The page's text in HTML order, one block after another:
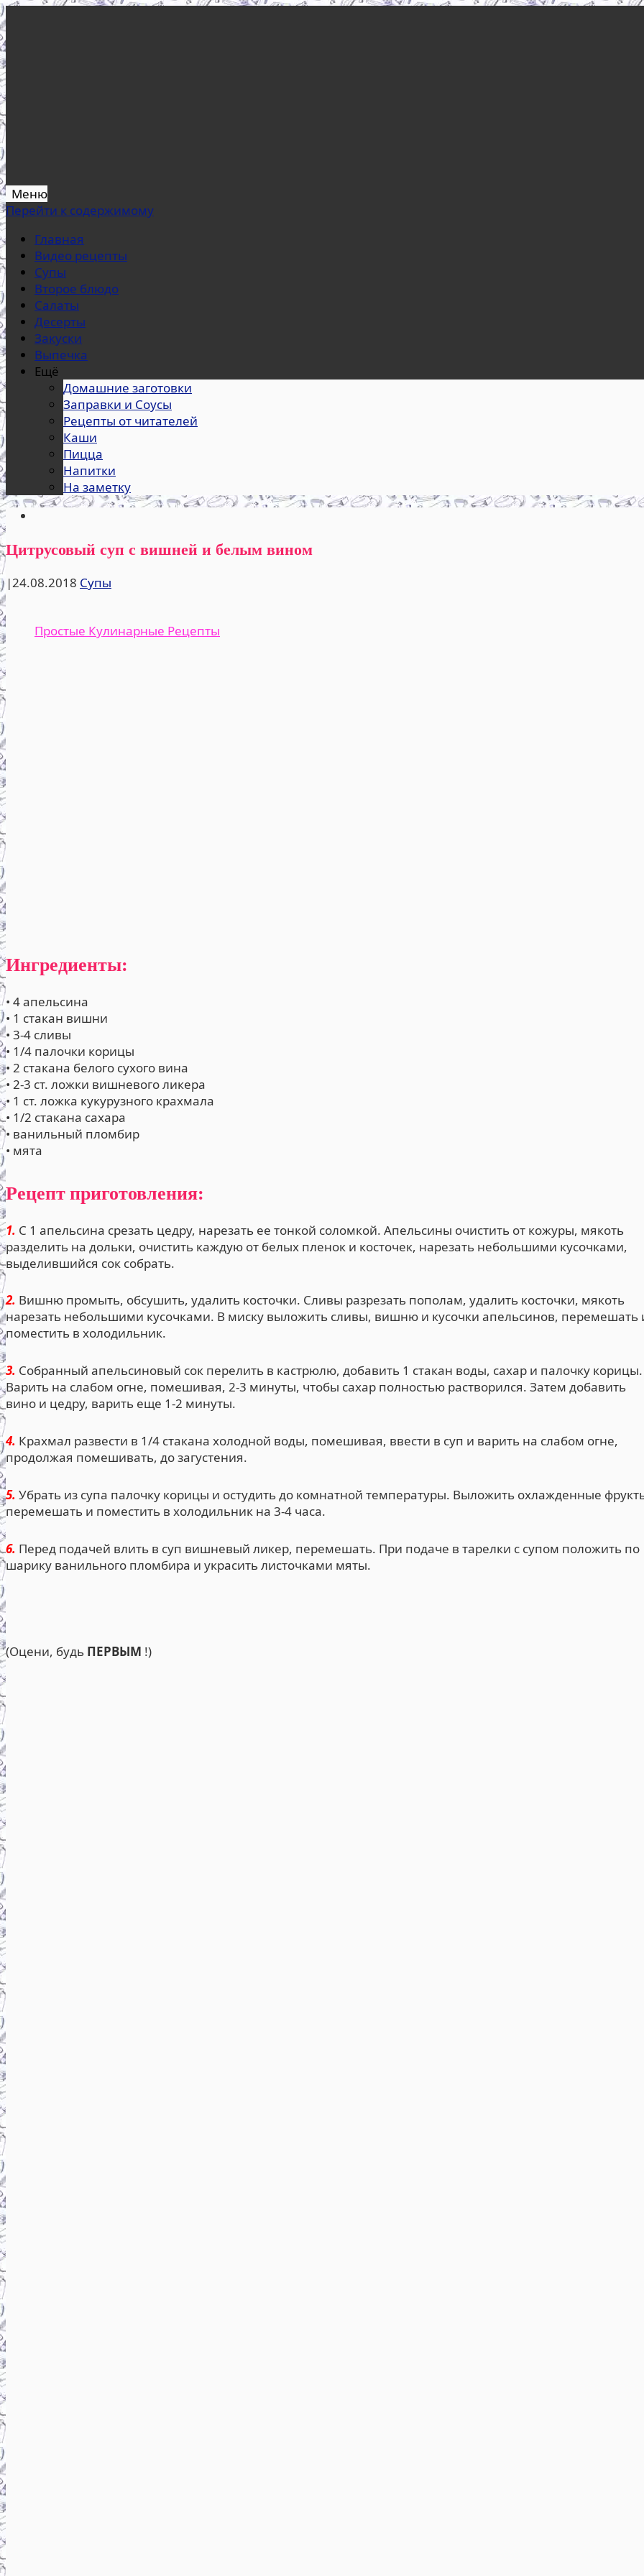
Простые Кулинарные Рецепты
Меню
Перейти к содержимому
Главная
Видео рецепты
Супы
Второе блюдо
Салаты
Десерты
Закуски
Выпечка
Ещё
Домашние заготовки
Заправки и Соусы
Рецепты от читателей
Каши
Пицца
Напитки
На заметку
Цитрусовый суп с вишней и белым вином
|24.08.2018 Супы
Ингредиенты:
• 4 апельсина
• 1 стакан вишни
• 3-4 сливы
• 1/4 палочки корицы
• 2 стакана белого сухого вина
• 2-3 ст. ложки вишневого ликера
• 1 ст. ложка кукурузного крахмала
• 1/2 стакана сахара
• ванильный пломбир
• мята
Рецепт приготовления:
1. С 1 апельсина срезать цедру, нарезать ее тонкой соломкой. Апельсины очистить от кожуры, мякоть
разделить на дольки, очистить каждую от белых пленок и косточек, нарезать небольшими кусочками,
выделившийся сок собрать.
2. Вишню промыть, обсушить, удалить косточки. Сливы разрезать пополам, удалить косточки, мякоть
нарезать небольшими кусочками. В миску выложить сливы, вишню и кусочки апельсинов, перемешать
поместить в холодильник.
3. Собранный апельсиновый сок перелить в кастрюлю, добавить 1 стакан воды, сахар и палочку корицы.
Варить на слабом огне, помешивая, 2-3 минуты, чтобы сахар полностью растворился. Затем добавить
вино и цедру, варить еще 1-2 минуты.
4. Крахмал развести в 1/4 стакана холодной воды, помешивая, ввести в суп и варить на слабом огне,
продолжая помешивать, до загустения.
5. Убрать из супа палочку корицы и остудить до комнатной температуры. Выложить охлажденные
перемешать и поместить в холодильник на 3-4 часа.
6. Перед подачей влить в суп вишневый ликер, перемешать. При подаче в тарелки с супом положить по
шарику ванильного пломбира и украсить листочками мяты.
(Оцени, будь ПЕРВЫМ !)